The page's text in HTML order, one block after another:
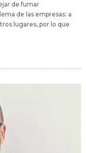
de fumar
de las empresas: a
lugares, por lo que